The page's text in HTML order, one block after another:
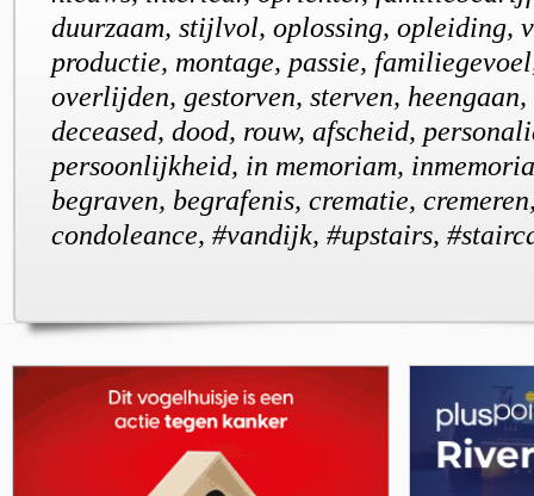
duurzaam, stijlvol, oplossing, opleiding,
productie, montage, passie,
overlijden, gestorven, sterven, heengaan,
deceased, dood, rouw, afscheid,
persoonlijkheid, in memoriam,
begraven, begrafenis, crematie,
condoleance, #vandijk, #upstairs,